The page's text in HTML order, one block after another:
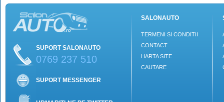
SUPORT SALONAUTO
0769 237 510
SUPORT MESSENGER
SALONAUTO
TERMENI SI CONDITII
CONTACT
HARTA SITE
CAUTARE